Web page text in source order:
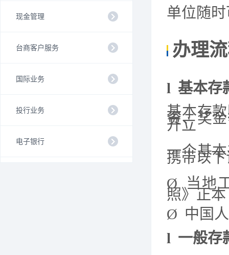
现金管理
台商客户服务
国际业务
投行业务
电子银行
单位随
办理
l 基本存
基本存
资、奖
开立
一个基
携带以
Ø
当地
照》正本
Ø 中国
l 一般存